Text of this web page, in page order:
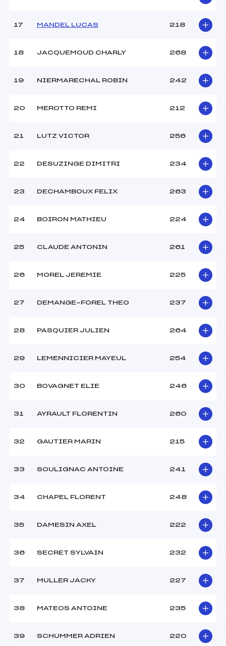
17 MANDEL LUCAS 218
18 JACQUEMOUD CHARLY 268
19 NIERMARECHAL ROBIN 242
20 MEROTTO REMI 212
21 LUTZ VICTOR 256
22 DESUZINGE DIMITRI 234
23 DECHAMBOUX FELIX 263
24 BOIRON MATHIEU 224
25 CLAUDE ANTONIN 261
26 MOREL JEREMIE 225
27 DEMANGE-FOREL THEO 237
28 PASQUIER JULIEN 264
29 LEMENNICIER MAYEUL 254
30 BOVAGNET ELIE 246
31 AYRAULT FLORENTIN 260
32 GAUTIER MARIN 215
33 SOULIGNAC ANTOINE 241
34 CHAPEL FLORENT 248
35 DAMESIN AXEL 222
36 SECRET SYLVAIN 232
37 MULLER JACKY 227
38 MATEOS ANTOINE 235
39 SCHUMMER ADRIEN 220